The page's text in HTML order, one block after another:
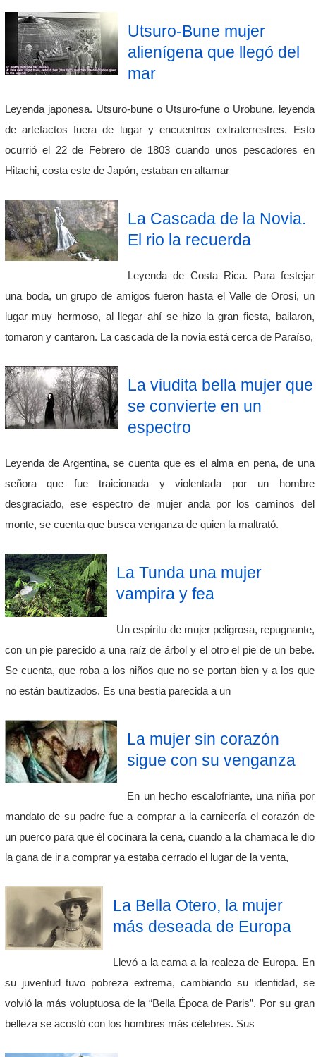
Utsuro-Bune mujer
alienígena que llegó del
mar
Leyenda japonesa. Utsuro-bune o Utsuro-fune o Urobune, leyenda
de artefactos fuera de lugar y encuentros extraterrestres. Esto
ocurrió el 22 de Febrero de 1803 cuando unos pescadores en
Hitachi, costa este de Japón, estaban en altamar
La Cascada de la Novia.
El rio la recuerda
Leyenda de Costa Rica. Para festejar
una boda, un grupo de amigos fueron hasta el Valle de Orosi, un
lugar muy hermoso, al llegar ahí se hizo la gran fiesta, bailaron,
tomaron y cantaron. La cascada de la novia está cerca de Paraíso,
La viudita bella mujer que
se convierte en un
espectro
Leyenda de Argentina, se cuenta que es el alma en pena, de una
señora que fue traicionada y violentada por un hombre
desgraciado, ese espectro de mujer anda por los caminos del
monte, se cuenta que busca venganza de quien la maltrató.
La Tunda una mujer
vampira y fea
Un espíritu de mujer peligrosa, repugnante,
con un pie parecido a una raíz de árbol y el otro el pie de un bebe.
Se cuenta, que roba a los niños que no se portan bien y a los que
no están bautizados. Es una bestia parecida a un
La mujer sin corazón
sigue con su venganza
En un hecho escalofriante, una niña por
mandato de su padre fue a comprar a la carnicería el corazón de
un puerco para que él cocinara la cena, cuando a la chamaca le dio
la gana de ir a comprar ya estaba cerrado el lugar de la venta,
La Bella Otero, la mujer
más deseada de Europa
Llevó a la cama a la realeza de Europa. En
su juventud tuvo pobreza extrema, cambiando su identidad, se
volvió la más voluptuosa de la “Bella Época de Paris”. Por su gran
belleza se acostó con los hombres más célebres. Sus